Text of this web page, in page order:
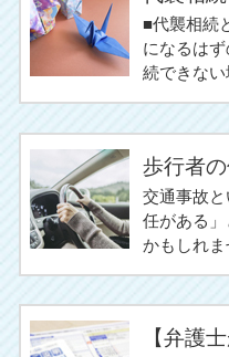
■代襲相続
になるは
続できな
歩行者
交通事故
任がある
かもしれ
【弁護